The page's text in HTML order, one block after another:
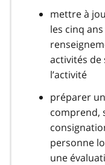
mettre à
les cinq
activités de
l’activité
préparer
comprend,
personne
une